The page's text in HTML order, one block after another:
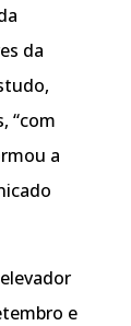
da
“com
a
e